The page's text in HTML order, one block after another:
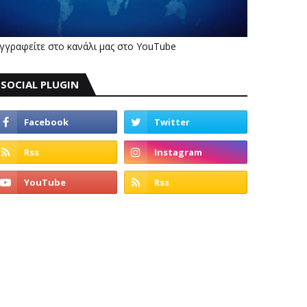
στο κανάλι μας στο YouTube
SOCIAL PLUGIN